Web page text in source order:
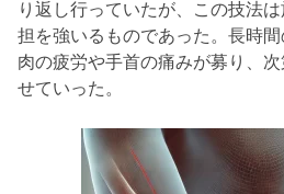
り返し行っていたが、この技法
担を強いるものであった。長時
肉の疲労や手首の痛みが募り、
せていった。